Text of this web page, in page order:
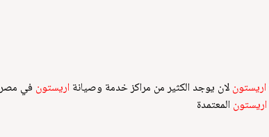
اريستونلان يوجد الكثير من مراكز خدمة وصيانة اريستونفي
اريستون المعتمدة